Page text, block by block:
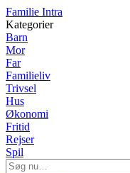
Familie Intra
Kategorier
Barn
Mor
Far
Familieliv
Trivsel
Hus
Økonomi
Fritid
Rejser
Spil